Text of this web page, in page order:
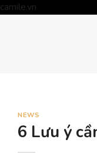
camile.vn
NEWS
6 Lưu ý